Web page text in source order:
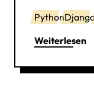
Python
Weiterlesen